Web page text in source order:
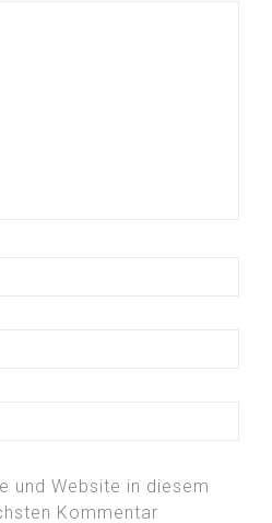
und Website in diesem
Kommentar